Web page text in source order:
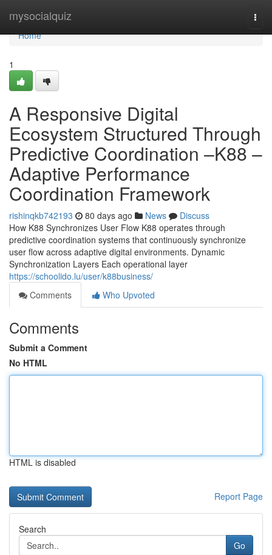
mysocialquiz
Home
Home
1
A Responsive Digital
Ecosystem Structured Through
Predictive Coordination –K88 –
Adaptive Performance
Coordination Framework
rishinqkb742193 80 days ago News
Discuss
How K88 Synchronizes User Flow K88 operates through
predictive coordination systems that continuously synchronize
user flow across adaptive digital environments. Dynamic
Synchronization Layers Each operational layer
https://schoolido.lu/user/k88business/
Comments
Who Upvoted
Comments
Submit a Comment
No HTML
HTML is disabled
Report Page
Search
Go